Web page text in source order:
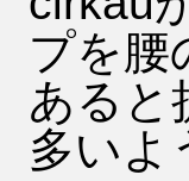
プを腰
あると
多いよ